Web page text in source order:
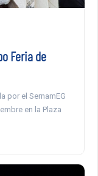
Feria de
por el SernamEG
en la Plaza